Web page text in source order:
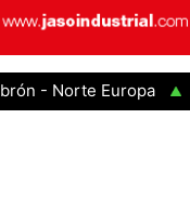
Norte Europa